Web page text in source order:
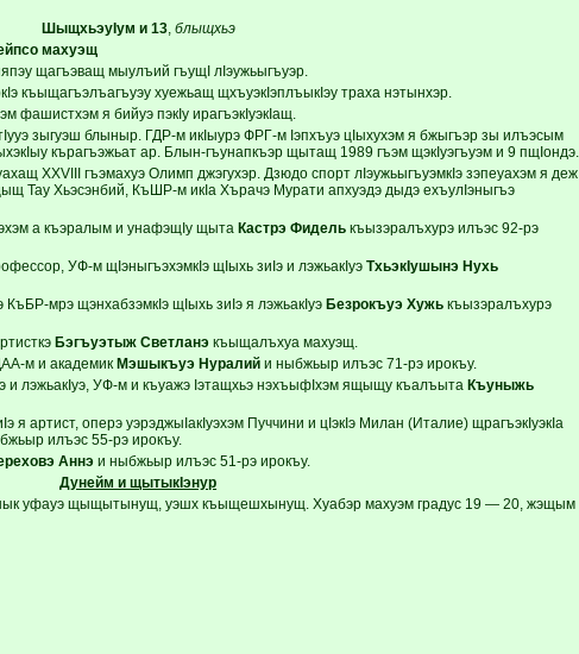
ШыщхьэуIум и 13, блыщхьэ
махуэщ
щагъэващ мыулъий гъущI лIэужьыгъуэр.
къыщагъэлъагъуэу хуежьащ щхъуэкIэплъыкIэу траха нэтынхэр.
фашистхэм я бийуэ пэкIу ирагъэкIуэкIащ.
зыгуэш блыныр. ГДР-м икIыурэ ФРГ-м Iэпхъуэ цIыхухэм я бжыгъэр зы илъэсым
кърагъэжьат ар. Блын-гъунапкъэр щытащ 1989 гъэм щэкIуэгъуэм и 9 пщIондэ.
ХХVIII гъэмахуэ Олимп джэгухэр. Дзюдо спорт лIэужьыгъуэмкIэ зэпеуахэм я деж
Тау Хьэсэнбий, КъШР-м икIа Хърачэ Мурати апхуэдэ дыдэ ехъулIэныгъэ
а къэралым и унафэщIу щыта Кастрэ Фиделькъызэралъхурэ илъэс 92-рэ
УФ-м щIэныгъэхэмкIэ щIыхь зиIэ и лэжьакIуэ ТхьэкIушынэ Нухь
мрэ щэнхабзэмкIэ щIыхь зиIэ я лэжьакIуэ Безрокъуэ Хужькъызэралъхурэ
Бэгъуэтыж Светланэкъыщалъхуа махуэщ.
м и академик Мэшыкъуэ Нуралийи ныбжьыр илъэс 71-рэ ирокъу.
и лэжьакIуэ, УФ-м и къуажэ Iэтащхьэ нэхъыфIхэм ящыщу къалъыта Къуныжь
артист, оперэ уэрэджыIакIуэхэм Пуччини и цIэкIэ Милан (Италие) щрагъэкIуэкIа
илъэс 55-рэ ирокъу.
Аннэи ныбжьыр илъэс 51-рэ ирокъу.
Дунейм и щытыкIэнур
уфауэ щыщытынущ, уэшх къыщешхынущ. Хуабэр махуэм градус 19 — 20, жэщым